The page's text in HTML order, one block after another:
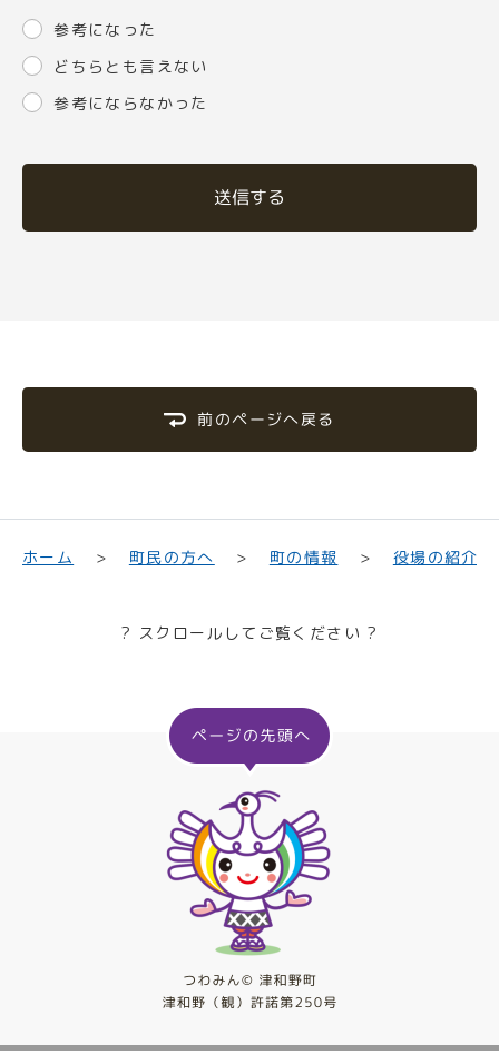
参考になった
どちらとも言えない
参考にならなかった
送信する
前のページへ戻る
ホーム 町民の方へ 町の情報 役場の紹介
? スクロールしてご覧ください ?